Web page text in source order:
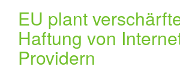
EU plant
Haftung von
Providern